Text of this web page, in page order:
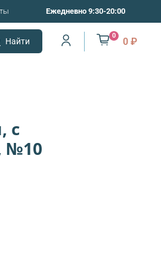
Ежедневно 9:30-20:00
Найти
0
0 ₽
с
№10